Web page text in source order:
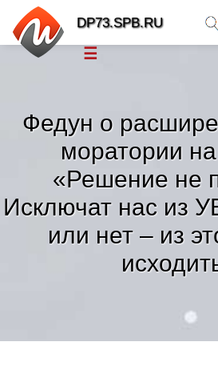
Федун о
моратории
«Решение не
Исключат нас из
или нет – из
DP73.SPB.RU
☰
Тренды новостей»
Рубрики»